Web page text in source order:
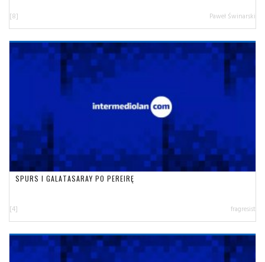
[8] Paweł Świnarski
SPURS I GALATASARAY PO PEREIRĘ
[4] fragresist